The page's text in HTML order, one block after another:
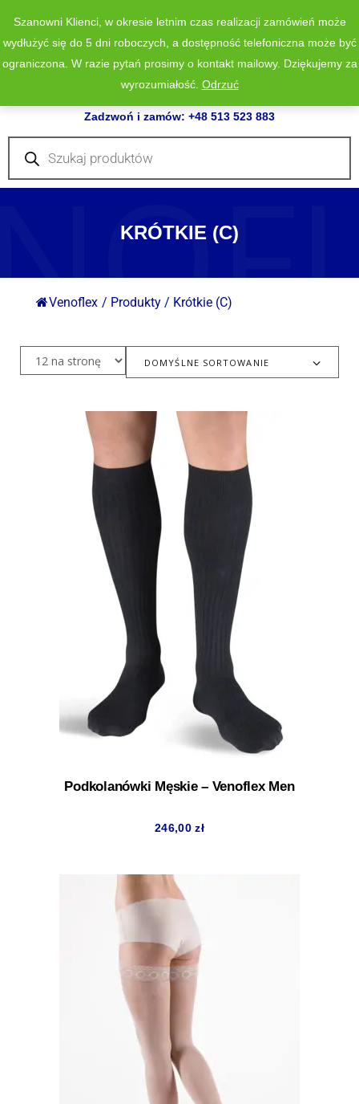
Zadzwoń i zamów: +48 513 523 883
Wyszukiwarka
produktów
KRÓTKIE (C)
Venoflex / Produkty / Krótkie (C)
DOMYŚLNE SORTOWANIE
Podkolanówki Męskie – Venoflex Men
246,00zł
Szanowni Klienci, w okresie letnim czas realizacji zamówień może
wydłużyć się do 5 dni roboczych, a dostępność telefoniczna może być
ograniczona. W razie pytań prosimy o kontakt mailowy. Dziękujemy za
wyrozumiałość. Odrzuć